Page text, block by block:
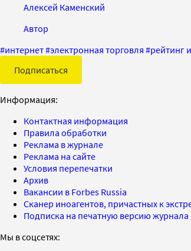
Алексей Каменский
Автор
#интернет#электронная торговля #рейтинг
Подписаться
Информация:
Контактная информация
Правила обработки
Реклама в журнале
Реклама на сайте
Условия перепечатки
Архив
Вакансии в Forbes Russia
Сканер иноагентов, причастных к
Подписка на печатную версию журнала
Мы в соцсетях: